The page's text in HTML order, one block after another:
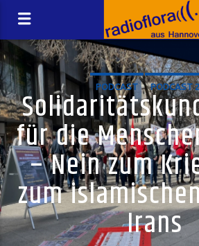
PODCAST PODCAST
für die
– Nein zum
zum
Irans